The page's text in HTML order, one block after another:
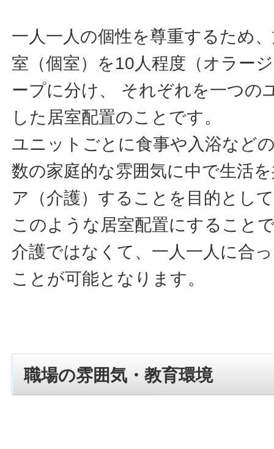
一人一人の個性を尊重するため
室（個室）を10人程度（オラー
ープに分け、 それぞれを一つの
した居室配置のことです。
ユニットごとに食事や入浴など
数の家庭的な雰囲気に中で生活
ア（介護）することを目的とし
このような居室配置にすること
介護ではなくて、一人一人に合
ことが可能となります。
職場の雰囲気・教育環境